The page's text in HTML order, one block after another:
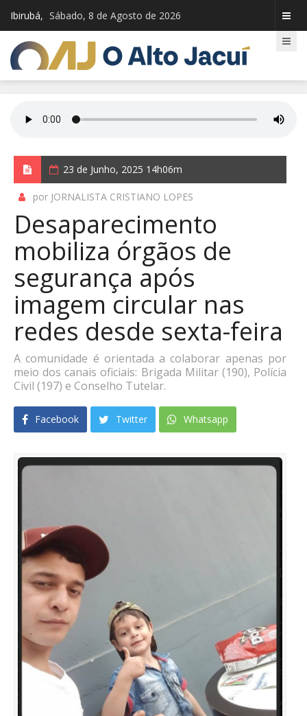
Ibirubá, Sábado, 8 de Agosto de 2026
23 de Junho, 2025 14h06m
por JORNALISTA CRISTIANO LOPES
Desaparecimento
mobiliza órgãos de
segurança após
imagem circular nas
redes desde sexta-feira
A comunidade é orientada a colaborar apenas por
meio dos canais oficiais: Brigada Militar (190), Polícia
Civil (197) e Conselho Tutelar.
Facebook Twitter Whatsapp